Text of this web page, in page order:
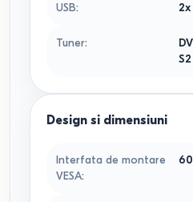
USB: 2x
Tuner:
S2
Design si dimensiuni
Interfata de montare
VESA: